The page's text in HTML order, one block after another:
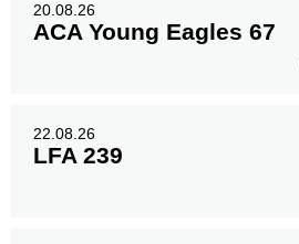
20.08.26
ACA Young Eagles 67
22.08.26
LFA 239